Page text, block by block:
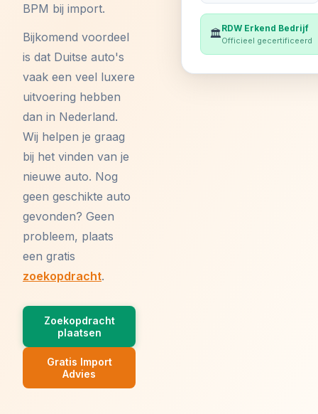
BPM bij import.
Bijkomend voordeel
is dat Duitse auto's
vaak een veel luxere
uitvoering hebben
dan in Nederland.
Wij helpen je graag
bij het vinden van je
nieuwe auto. Nog
geen geschikte auto
gevonden? Geen
probleem, plaats
een gratis
zoekopdracht.
Zoekopdracht
plaatsen
Gratis Import
Advies
🏛️RDW Erkend Bedrijf
Officieel gecertificeerd